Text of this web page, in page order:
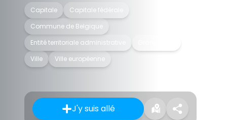
Capitale
Capitale fédérale
Commune de Belgique
Entité territoriale administrative
Ville
Ville européenne
J'y suis allé